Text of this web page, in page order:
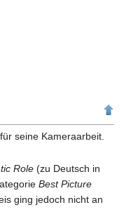
seine Kameraarbeit.
Role (zu Deutsch in
Best Picture
ging jedoch nicht an